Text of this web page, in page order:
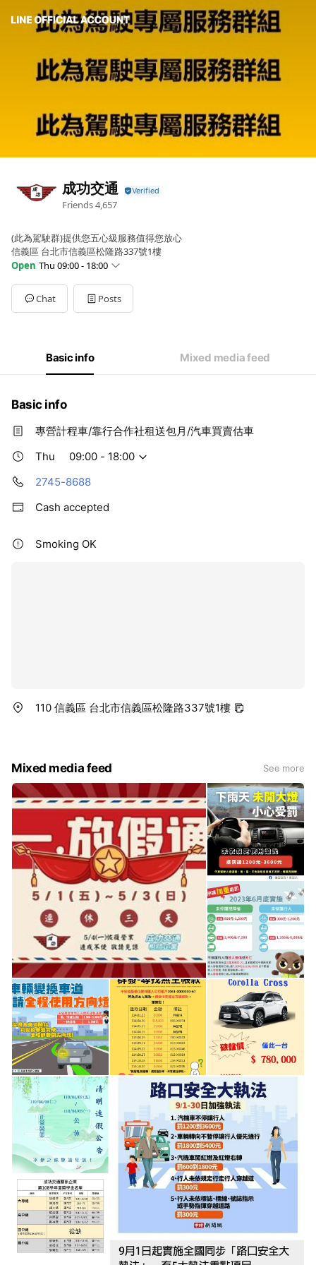
成功交通
Friends4,657
(此為駕駛群)提供您五心級服務值得您放心
信義區 台北市信義區松隆路337號1樓
Open Thu 09:00 - 18:00
SunClosed
Mon09:00 - 18:00
Tue
09:00 - 18:00
Closed
Chat Posts
Basic info Mixed media feed
Basic info
專營計程車/靠行合作社租送包月/汽車買賣估車
Thu
09:00 - 18:00
2745-8688
Cash accepted
Smoking OK
110 信義區 台北市信義區松隆路337號1樓
Mixed media feed See more